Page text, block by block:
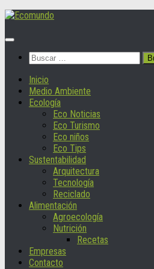
Saltar
contenido
Buscar:
Inicio
Medio Ambiente
Ecología
Eco Noticias
Eco Turismo
Eco niños
Eco Tips
Sustentabilidad
Arquitectura
Tecnología
Reciclado
Alimentación
Agroecología
Nutrición
Recetas
Empresas
Contacto